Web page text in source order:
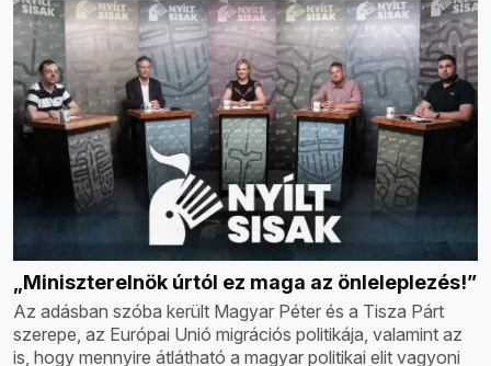
„Miniszterelnök úrtól ez maga az önleleplezés!”
Az adásban szóba került Magyar Péter és a Tisza Párt
szerepe, az Európai Unió migrációs politikája, valamint az
is, hogy mennyire átlátható a magyar politikai elit vagyoni